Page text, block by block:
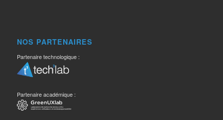
NOS PARTENAIRES
Partenaire technologique :
Partenaire académique :